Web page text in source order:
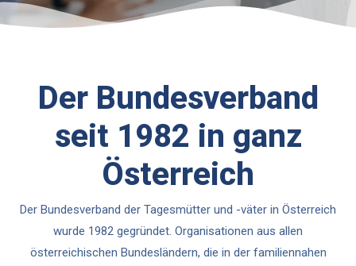
Der Bundesverband
seit 1982 in ganz
Österreich
Der Bundesverband der Tagesmütter und -väter in Österreich
wurde 1982 gegründet. Organisationen aus allen
österreichischen Bundesländern, die in der familiennahen